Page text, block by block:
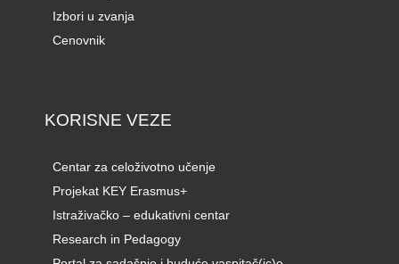
Izbori u zvanja
Cenovnik
KORISNE VEZE
Centar za celoživotno učenje
Projekat KEY Erasmus+
Istraživačko – edukativni centar
Research in Pedagogy